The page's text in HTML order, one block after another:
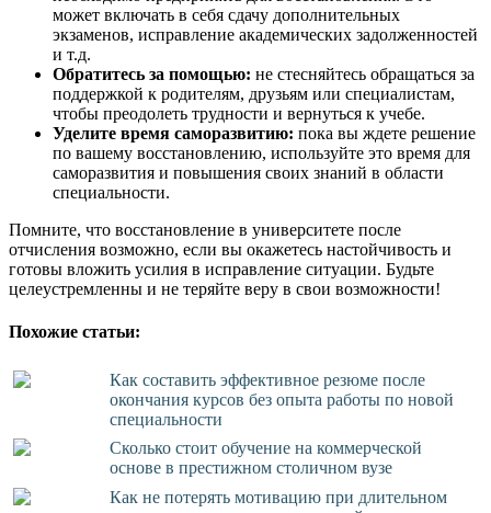
может включать в себя сдачу дополнительных
экзаменов, исправление академических задолженностей
и т.д.
Обратитесь за помощью: не стесняйтесь обращаться за
поддержкой к родителям, друзьям или специалистам,
чтобы преодолеть трудности и вернуться к учебе.
Уделите время саморазвитию: пока вы ждете решение
по вашему восстановлению, используйте это время для
саморазвития и повышения своих знаний в области
специальности.
Помните, что восстановление в университете после
отчисления возможно, если вы окажетесь настойчивость и
готовы вложить усилия в исправление ситуации. Будьте
целеустремленны и не теряйте веру в свои возможности!
Похожие статьи:
Как составить эффективное резюме после
окончания курсов без опыта работы по новой
специальности
Сколько стоит обучение на коммерческой
основе в престижном столичном вузе
Как не потерять мотивацию при длительном